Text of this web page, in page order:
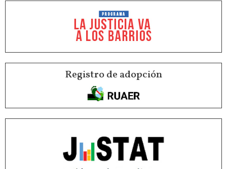
Registro de adopción